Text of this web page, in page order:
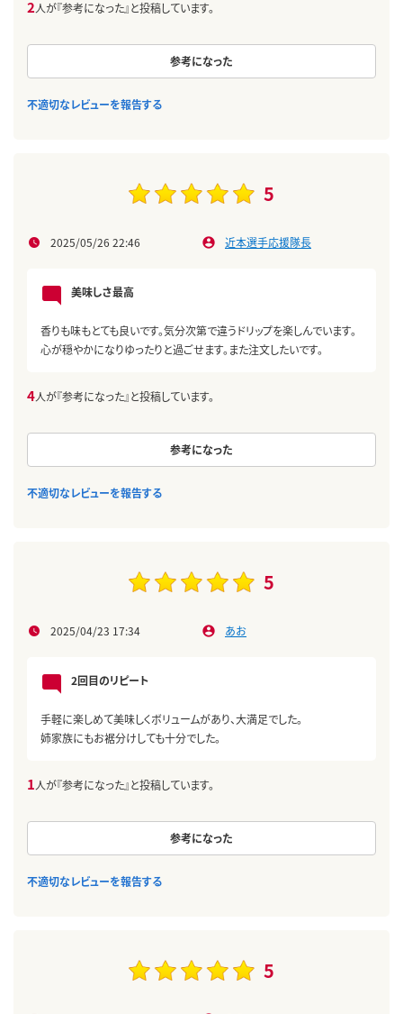
2人が『参考になった』と投稿しています。
参考になった
不適切なレビューを報告する
5
2025/05/26 22:46 近本選手応援隊長
美味しさ最高
香りも味もとても良いです。気分次第で違うドリップを楽しんでいます。
心が穏やかになりゆったりと過ごせます。また注文したいです。
4人が『参考になった』と投稿しています。
参考になった
不適切なレビューを報告する
5
2025/04/23 17:34 あお
2回目のリピート
手軽に楽しめて美味しくボリュームがあり、大満足でした。
姉家族にもお裾分けしても十分でした。
1人が『参考になった』と投稿しています。
参考になった
不適切なレビューを報告する
5